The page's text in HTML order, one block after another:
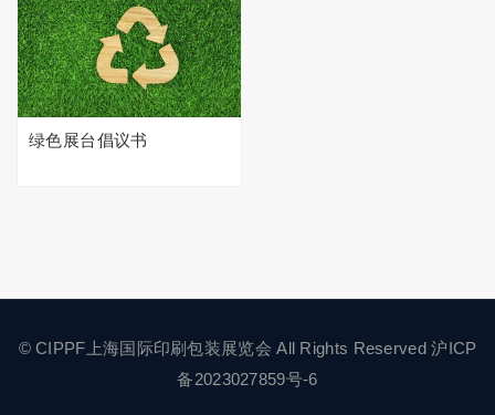
绿色展台倡议书
©CIPPF上海国际印刷包装展览会 All Rights Reserved沪ICP
备2023027859号-6